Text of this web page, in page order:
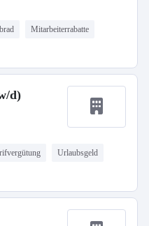
Mitarbeiterrabatte
d)
Urlaubsgeld